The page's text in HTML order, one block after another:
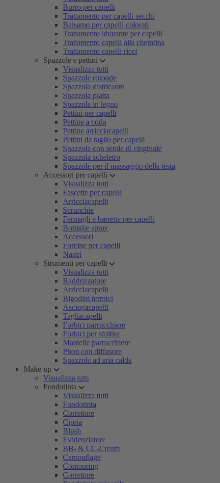
Burro per capelli
Trattamento per capelli secchi
Balsamo per capelli colorati
Trattamento idratante per capelli
Trattamento capelli alla cheratina
Trattamento capelli ricci
Spazzole e pettini
Visualizza tutti
Spazzole rotonde
Spazzola districante
Spazzola piatta
Spazzola in legno
Pettini per capelli
Pettine a coda
Pettine arricciacapelli
Pettini da taglio per capelli
Spazzola con setole di cinghiale
Spazzola scheletro
Spazzole per il massaggio della testa
Accessori per capelli
Visualizza tutti
Fascette per capelli
Arricciacapelli
Scrunchie
Fermagli e barrette per capelli
Bottiglie spray
Accessori
Forcine per capelli
Nastri
Strumenti per capelli
Visualizza tutti
Raddrizzatore
Arricciacapelli
Bigodini termici
Asciugacapelli
Tagliacapelli
Forbici parrucchiere
Forbici per sfoltire
Mantelle parrucchiere
Phon con diffusore
Spazzola ad aria calda
Make-up
Visualizza tutti
Fondotinta
Visualizza tutti
Fondotinta
Correttore
Cipria
Blush
Evidenziatore
BB- & CC-Cream
Camouflage
Contouring
Correttore